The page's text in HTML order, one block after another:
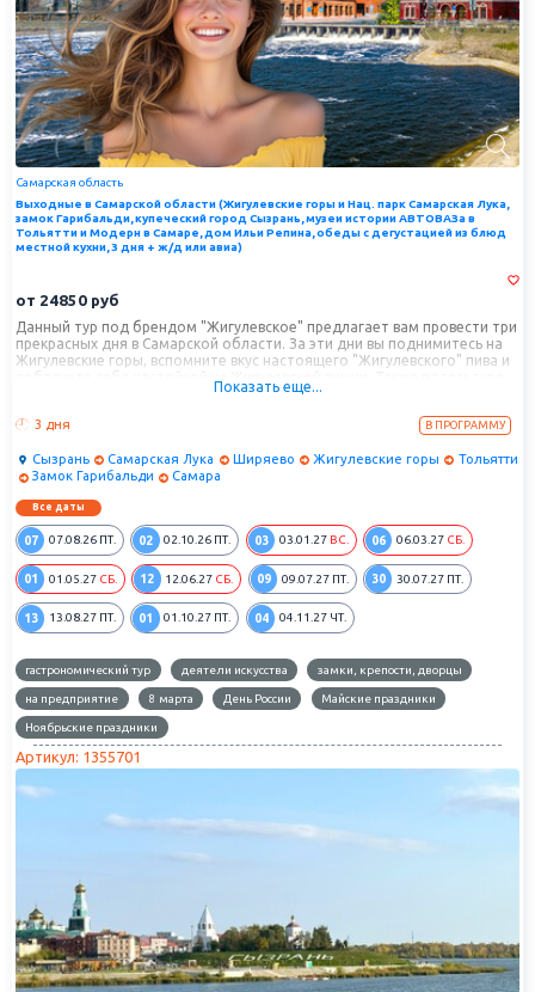
Самарская область
Выходные в Самарской области (Жигулевские горы и Нац. парк Самарская Лука,
замок Гарибальди, купеческий город Сызрань, музеи истории АВТОВАЗа в
Тольятти и Модерн в Самаре, дом Ильи Репина, обеды с дегустацией из блюд
местной кухни, 3 дня + ж/д или авиа)
от 24850 руб
Данный тур под брендом "Жигулевское" предлагает вам провести три
прекрасных дня в Самарской области. За эти дни вы поднимитесь на
Жигулевские горы, вспомните вкус настоящего "Жигулевского" пива и
вас ждет коллекция раритетов и концептов Автоваза, замок
дегустаций и кулинарных секретов, наслаждения самым красивым
каждому любознательному туристу.
Показать еще...
3 дня В ПРОГРАММУ
Сызрань Самарская Лука Ширяево Жигулевские горы
Тольятти
Замок Гарибальди
Самара
Все даты
07 07.08.26 ПТ. 02 02.10.26 ПТ. 03 03.01.27 ВС. 06 06.03.27 СБ.
01 01.05.27 СБ. 12 12.06.27 СБ. 09 09.07.27 ПТ. 30 30.07.27 ПТ.
13 13.08.27 ПТ. 01 01.10.27 ПТ. 04 04.11.27 ЧТ.
гастрономический тур деятели искусства замки, крепости, дворцы
на предприятие 8 марта День России Майские праздники
Ноябрьские праздники
Артикул: 1355701